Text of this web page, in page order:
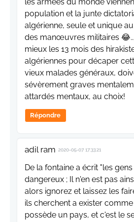
les armées du monde
population et la junte
algérienne, seule et unique
des manœuvres militaires
mieux les 13 mois des
algériennes pour décaper
vieux malades généraux,
sévèrement graves
attardés mentaux, au choix!
Répondre
adil ram 2020-05-07 17:33:21
De la fontaine a écrit "les
dangereux ; Il n'en est pas
alors ignorez et laissez les
ils cherchent a exister
possède un pays, et c'est le